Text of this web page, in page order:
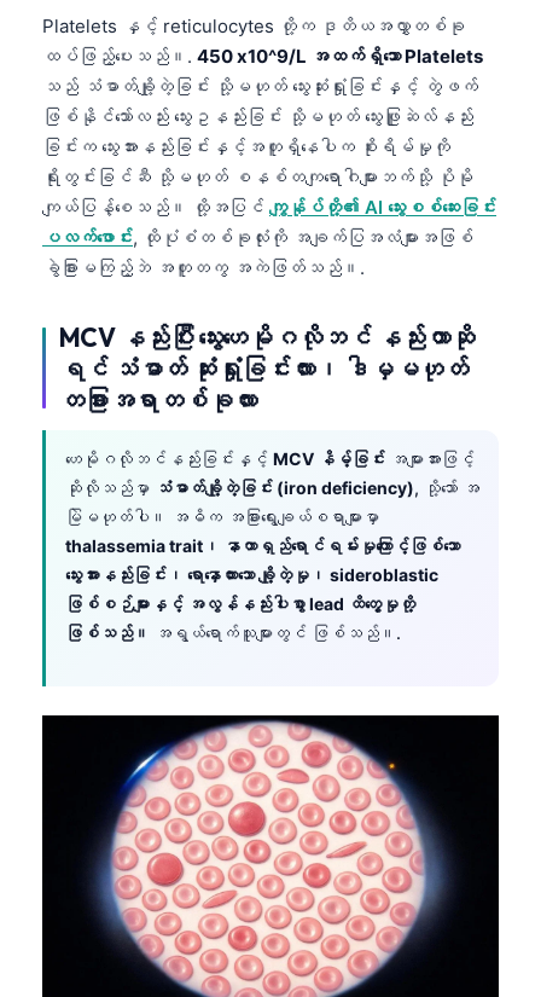
Platelets နှင့် reticulocytes တို့က ဒုတိယအလွှာတစ်ခု
ထပ်ဖြည့်ပေးသည်။. 450 x10^9/L အထက်ရှိသော Platelets
သည် သံဓာတ်ချို့တဲ့ခြင်း သို့မဟုတ် သွေးဆုံးရှုံးခြင်းနှင့် တွဲဖက်
ဖြစ်နိုင်သော်လည်း သွေးဥနည်းခြင်း သို့မဟုတ် သွေးဖြူဆဲလ်နည်း
ခြင်းက သွေးအားနည်းခြင်းနှင့်အတူရှိနေပါက စိုးရိမ်မှုကို
ရိုးတွင်းခြင်ဆီ သို့မဟုတ် စနစ်တကျရောဂါများဘက်သို့ ပိုမို
ကျယ်ပြန့်စေသည်။ ထို့အပြင် ကျွန်ုပ်တို့၏ AI သွေးစစ်ဆေးခြင်း
ပလက်ဖောင်း, ထိုပုံစံတစ်ခုလုံးကို အချက်ပြအလံများအဖြစ်
ခွဲခြားမကြည့်ဘဲ အတူတကွ အကဲဖြတ်သည်။.
MCV နည်းပြီး သွေးဟေမိုဂလိုဘင် နည်းတာဆို
ရင် သံဓာတ် ဆုံးရှုံးခြင်းလား၊ ဒါမှမဟုတ်
တခြားအရာတစ်ခုလား
ဟေမိုဂလိုဘင်နည်းခြင်းနှင့် MCV နိမ့်ခြင်း အများအားဖြင့်
ဆိုလိုသည်မှာ သံဓာတ်ချို့တဲ့ခြင်း (iron deficiency), သို့သော် အ
မြဲမဟုတ်ပါ။ အဓိက အခြားရွေးချယ်စရာများမှာ
thalassemia trait၊ နာတာရှည်ရောင်ရမ်းမှုကြောင့်ဖြစ်သော
သွေးအားနည်းခြင်း၊ ရောနှောထားသော ချို့တဲ့မှု၊ sideroblastic
ဖြစ်စဉ်များနှင့် အလွန်နည်းပါးစွာ lead ထိတွေ့မှုတို့
ဖြစ်သည်။
အရွယ်ရောက်သူများတွင် ဖြစ်သည်။.